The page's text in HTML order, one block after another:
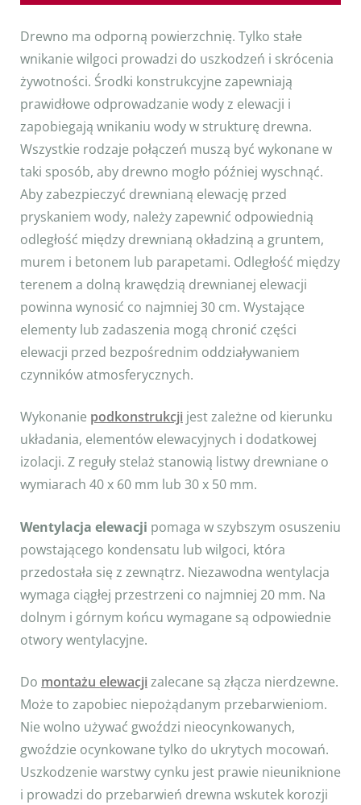
Drewno ma odporną powierzchnię. Tylko stałe
wnikanie wilgoci prowadzi do uszkodzeń i skrócenia
żywotności. Środki konstrukcyjne zapewniają
prawidłowe odprowadzanie wody z elewacji i
zapobiegają wnikaniu wody w strukturę drewna.
Wszystkie rodzaje połączeń muszą być wykonane w
taki sposób, aby drewno mogło później wyschnąć.
Aby zabezpieczyć drewnianą elewację przed
pryskaniem wody, należy zapewnić odpowiednią
odległość między drewnianą okładziną a gruntem,
murem i betonem lub parapetami. Odległość między
terenem a dolną krawędzią drewnianej elewacji
powinna wynosić co najmniej 30 cm. Wystające
elementy lub zadaszenia mogą chronić części
elewacji przed bezpośrednim oddziaływaniem
czynników atmosferycznych.
Wykonanie podkonstrukcji jest zależne od kierunku
układania, elementów elewacyjnych i dodatkowej
izolacji. Z reguły stelaż stanowią listwy drewniane o
wymiarach 40 x 60 mm lub 30 x 50 mm.
Wentylacja elewacji pomaga w szybszym osuszeniu
powstającego kondensatu lub wilgoci, która
przedostała się z zewnątrz. Niezawodna wentylacja
wymaga ciągłej przestrzeni co najmniej 20 mm. Na
dolnym i górnym końcu wymagane są odpowiednie
otwory wentylacyjne.
Do montażu elewacji zalecane są złącza nierdzewne.
Może to zapobiec niepożądanym przebarwieniom.
Nie wolno używać gwoździ nieocynkowanych,
gwoździe ocynkowane tylko do ukrytych mocowań.
Uszkodzenie warstwy cynku jest prawie nieuniknione
i prowadzi do przebarwień drewna wskutek korozji